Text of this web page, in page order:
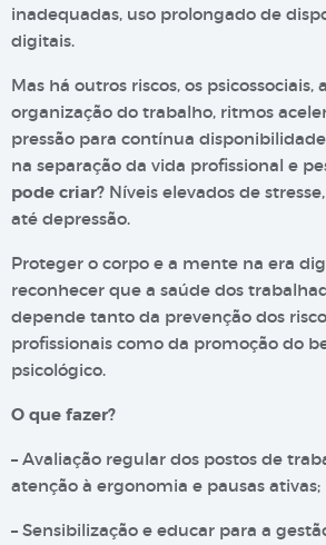
inadequadas, uso prolongado de
digitais.
Mas há outros riscos, os psicossociais,
organização do trabalho, ritmos
pressão para contínua
na separação da vida profissional e
pode criar? Níveis elevados de
até depressão.
Proteger o corpo e a mente na era
reconhecer que a saúde dos
depende tanto da prevenção dos
profissionais como da promoção do
psicológico.
O que fazer?
– Avaliação regular dos postos de
atenção à ergonomia e pausas ativas;
– Sensibilização e educar para a